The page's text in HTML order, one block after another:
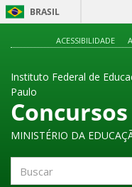
BRASIL
ACESSIBILIDADE
Instituto Federal de
Paulo
MINISTÉRIO DA